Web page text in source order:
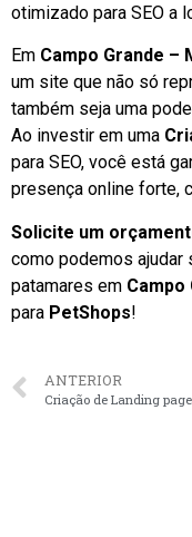
otimizado para SEO a
Em Campo Grande –
um site que não só
também seja uma
Ao investir em uma
para SEO, você está
presença online forte,
Solicite um
como podemos ajudar
patamares em Campo
para PetShops!
ANTERIOR